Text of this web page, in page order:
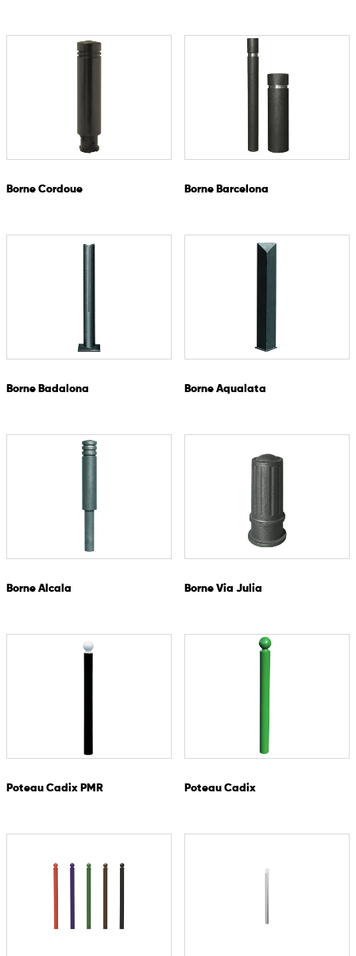
Borne Cordoue Borne Barcelona
Borne Badalona Borne Aqualata
Borne Alcala Borne Via Julia
Poteau Cadix PMR Poteau Cadix